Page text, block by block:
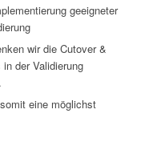
geeigneter
wir die Cutover &
der Validierung
eine möglichst